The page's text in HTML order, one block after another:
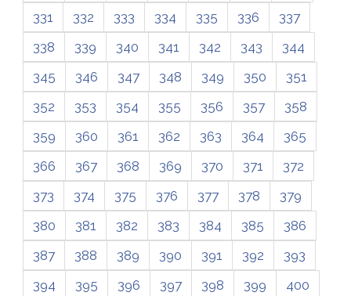
331
332 333 334 335 336
337
338
339 340 341 342 343
344
345
346 347 348 349 350
351
352
353 354 355 356 357
358
359
360 361 362 363 364
365
366
367 368 369 370 371
372
373
374 375 376 377 378
379
380
381 382 383 384 385
386
387
388 389 390 391 392
393
394
395 396 397 398 399 400